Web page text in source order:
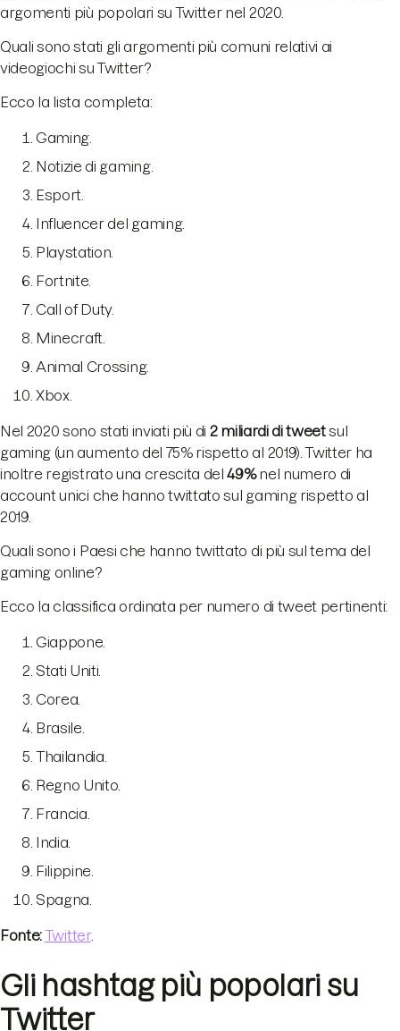
argomenti più popolari su Twitter nel 2020.
Quali sono stati gli argomenti più comuni relativi ai
videogiochi su Twitter?
Ecco la lista completa:
Gaming.
Notizie di gaming.
Esport.
Influencer del gaming.
Playstation.
Fortnite.
Call of Duty.
Minecraft.
Animal Crossing.
Xbox.
Nel 2020 sono stati inviati più di 2 miliardi di tweetsul
gaming (un aumento del 75% rispetto al 2019). Twitter ha
inoltre registrato una crescita del49%nel numero di
account unici che hanno twittato sul gaming rispetto al
2019.
Quali sono i Paesi che hanno twittato di più sul tema del
gaming online?
Ecco la classifica ordinata per numero di tweet pertinenti:
Giappone.
Stati Uniti.
Corea.
Brasile.
Thailandia.
Regno Unito.
Francia.
India.
Filippine.
Spagna.
Fonte:Twitter.
Gli hashtag più popolari su
Twitter